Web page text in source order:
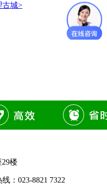
古城>
楼
： 023-8821 7322